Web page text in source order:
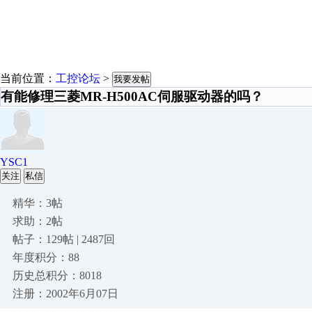
当前位置： 工控论坛 > 我要发帖
有能修理三菱MR-H500AC伺服驱动器的吗？
YSC1
关注 私信
精华：3帖
求助：2帖
帖子：129帖 | 2487回
年度积分：88
历史总积分：8018
注册：2002年6月07日